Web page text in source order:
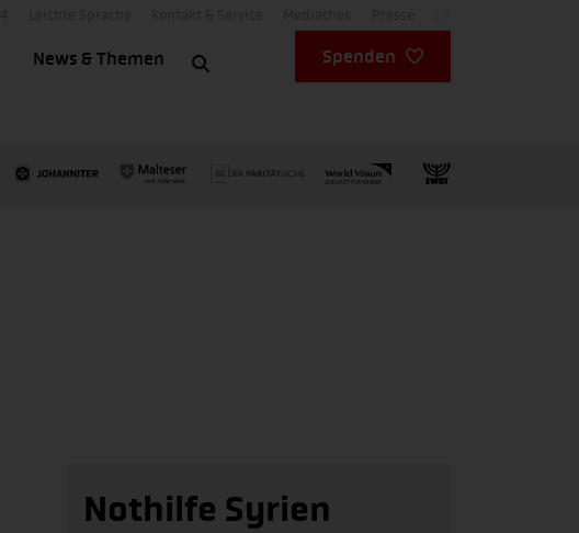
News & Themen Spenden
Nothilfe Syrien